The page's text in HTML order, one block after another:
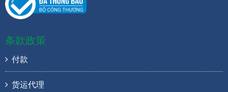
条款政策
付款
货运代理